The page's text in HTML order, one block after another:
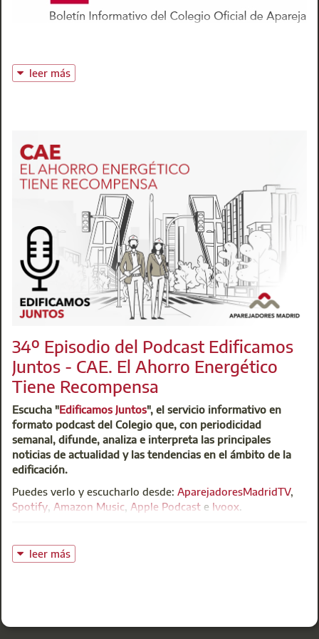
Invitamos a nuestros colegiados a colaborar en una
dirigido por Xasmin Lema Rey, arquitecta técnica de la
La Escuela de la Edificación lanza un año más el Máster
distancia. Comenzará el 10 de abril, con 300 horas
un 30 % de descuento en la matrícula. Aprovéchalo.
3 de abril.
leer más
34º Episodio del Podcast Edificamos
Juntos - CAE. El Ahorro Energético
Tiene Recompensa
Escucha "Edificamos Juntos", el servicio informativo en
formato podcast del Colegio que, con periodicidad
semanal, difunde, analiza e interpreta las principales
noticias de actualidad y las tendencias en el ámbito de la
edificación.
Puedes verlo y escucharlo desde: AparejadoresMadridTV,
Spotify, Amazon Music, Apple Podcast e Ivoox.
leer más